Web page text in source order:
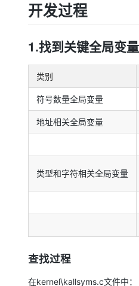
开发过程
1.找到关键全局变量
类别
符号数量全局变量
地址相关全局变量
类型和字符相关全局变量
查找过程
在kernel\kallsyms.c文件中：